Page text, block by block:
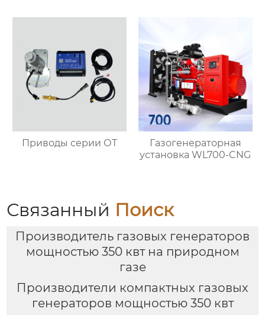
Приводы серии ОТ
Газогенераторная
установка WL700-CNG
Связанный Поиск
Производитель газовых генераторов
мощностью 350 квт на природном
газе
Производители компактных газовых
генераторов мощностью 350 квт